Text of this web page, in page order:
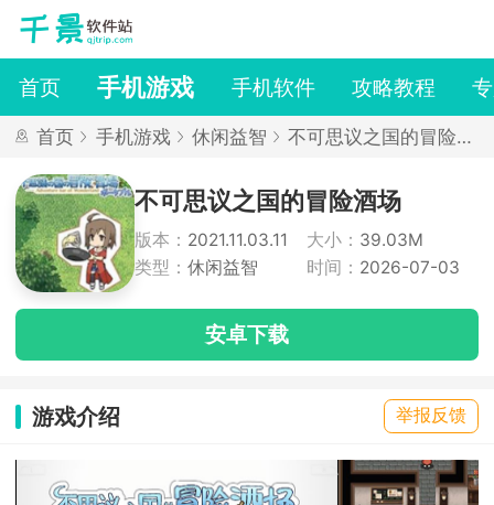
首页 手机游戏 手机软件 攻略教程
首页 手机游戏 休闲益智
不可思议之国的冒险酒
不可思议之国的冒险酒场
版本： 2021.11.03.11 大小： 39.03M
类型： 休闲益智 时间： 2026-07-03
安卓下载
游戏介绍 举报反馈